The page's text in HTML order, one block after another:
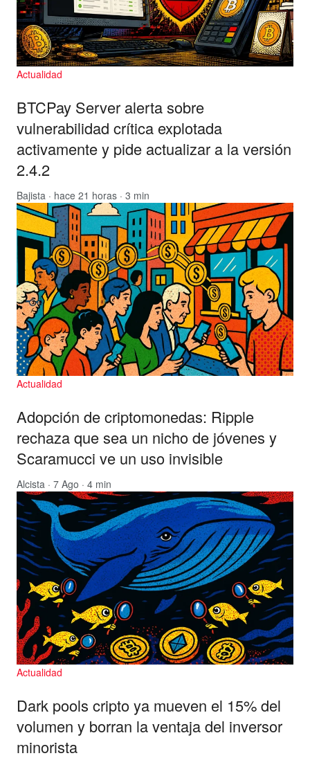
Actualidad
BTCPay Server alerta sobre
vulnerabilidad crítica explotada
activamente y pide actualizar a la versión
2.4.2
Bajista · hace 21 horas · 3 min
Actualidad
Adopción de criptomonedas: Ripple
rechaza que sea un nicho de jóvenes y
Scaramucci ve un uso invisible
Alcista · 7 Ago · 4 min
Actualidad
Dark pools cripto ya mueven el 15% del
volumen y borran la ventaja del inversor
minorista